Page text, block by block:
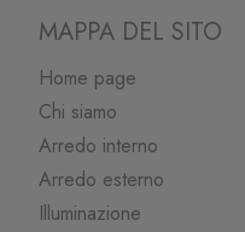
MAPPA DEL SITO
Home page
Chi siamo
Arredo interno
Arredo esterno
Illuminazione